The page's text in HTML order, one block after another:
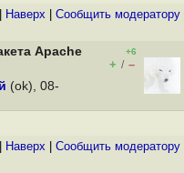
Наверх Cообщить модератору
Apache
+6
+ / –
(ok), 08-
Наверх Cообщить модератору